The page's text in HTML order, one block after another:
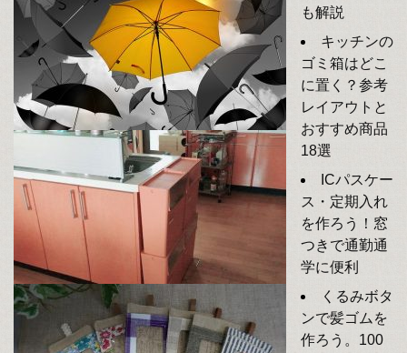
も解説
キッチンの
ゴミ箱はどこ
に置く？参考
レイアウトと
おすすめ商品
18選
ICパスケー
ス・定期入れ
を作ろう！窓
つきで通勤通
学に便利
くるみボタ
ンで髪ゴムを
作ろう。100